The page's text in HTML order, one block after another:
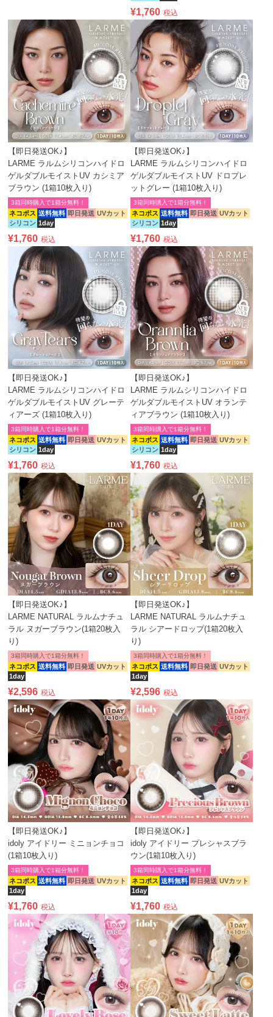
¥1,760 税込
【即日発送OK♪】
LARME ラルムシリコンハイドロ
ゲルダブルモイストUV カシミア
ブラウン (1箱10枚入り)
ネコポス 送料無料 即日発送 UVカット
シリコン 1day
3箱同時購入で1箱分無料！
¥1,760 税込
【即日発送OK♪】
LARME ラルムシリコンハイドロ
ゲルダブルモイストUV ドロプレ
ットグレー (1箱10枚入り)
ネコポス 送料無料 即日発送 UVカット
シリコン 1day
3箱同時購入で1箱分無料！
¥1,760 税込
【即日発送OK♪】
LARME ラルムシリコンハイドロ
ゲルダブルモイストUV グレーテ
ィアーズ (1箱10枚入り)
ネコポス 送料無料 即日発送 UVカット
シリコン 1day
3箱同時購入で1箱分無料！
¥1,760 税込
【即日発送OK♪】
LARME ラルムシリコンハイドロ
ゲルダブルモイストUV オランテ
ィアブラウン (1箱10枚入り)
ネコポス 送料無料 即日発送 UVカット
シリコン 1day
3箱同時購入で1箱分無料！
¥1,760 税込
【即日発送OK♪】
LARME NATURAL ラルムナチュ
ラル ヌガーブラウン(1箱20枚入
り)
ネコポス 送料無料 即日発送 UVカット
1day
3箱同時購入で1箱分無料！
¥2,596 税込
【即日発送OK♪】
LARME NATURAL ラルムナチュ
ラル シアードロップ(1箱20枚入
り)
ネコポス 送料無料 即日発送 UVカット
1day
3箱同時購入で1箱分無料！
¥2,596 税込
【即日発送OK♪】
idoly アイドリー ミニョンチョコ
(1箱10枚入り)
ネコポス 送料無料 即日発送 UVカット
1day
3箱同時購入で1箱分無料！
¥1,760 税込
【即日発送OK♪】
idoly アイドリー プレシャスブラ
ウン(1箱10枚入り)
ネコポス 送料無料 即日発送 UVカット
1day
3箱同時購入で1箱分無料！
¥1,760 税込